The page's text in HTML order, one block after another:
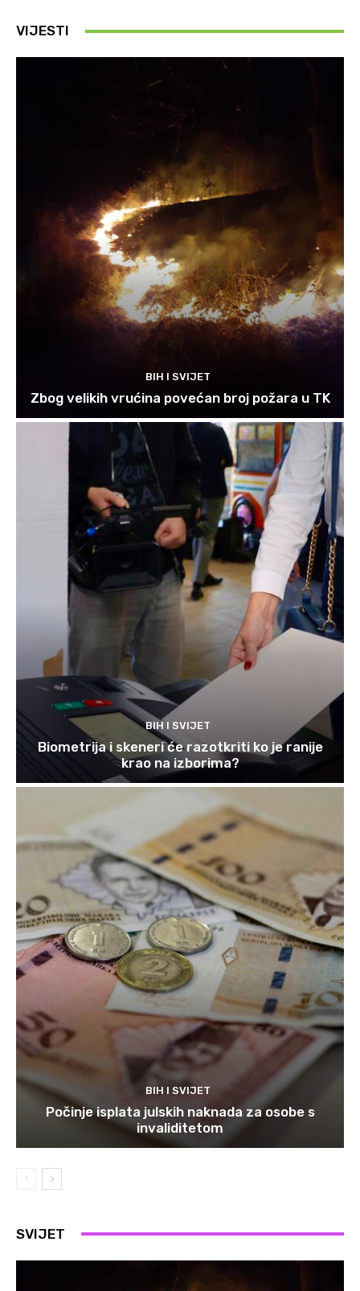
VIJESTI
BIH I SVIJET
Zbog velikih vrućina povećan broj požara u TK
BIH I SVIJET
Biometrija i skeneri će razotkriti ko je ranije
krao na izborima?
BIH I SVIJET
Počinje isplata julskih naknada za osobe s
invaliditetom
SVIJET